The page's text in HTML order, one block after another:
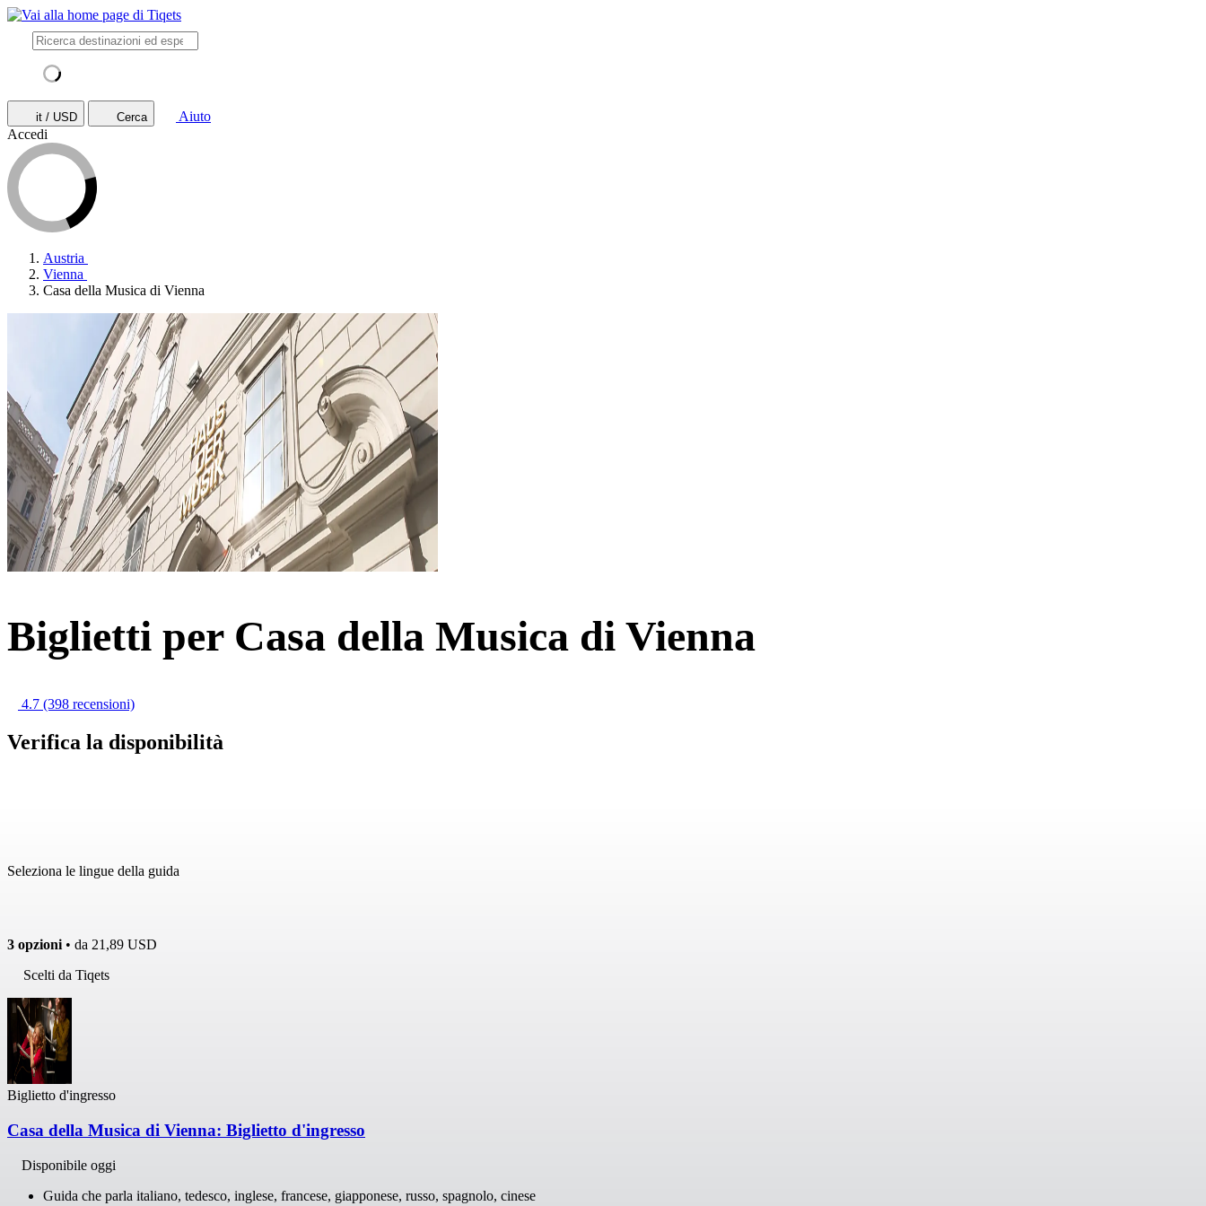
it / USD Cerca
Aiuto
Accedi
Austria
Vienna
Casa della Musica di Vienna
Biglietti per Casa della Musica di Vienna
4.7 (398 recensioni)
Verifica la disponibilità
Seleziona le lingue della guida
3 opzioni• da 21,89 USD
Scelti da Tiqets
Biglietto d'ingresso
Casa della Musica di Vienna: Biglietto d'ingresso
Disponibile oggi
Guida che parla italiano, tedesco, inglese, francese, giapponese, russo, spagnolo, cinese